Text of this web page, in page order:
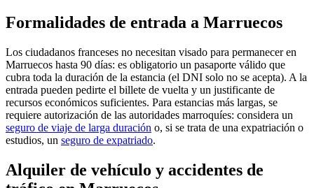
Formalidades de entrada a Marruecos
Los ciudadanos franceses no necesitan visado para permanecer en
Marruecos hasta 90 días: es obligatorio un pasaporte válido que
cubra toda la duración de la estancia (el DNI solo no se acepta). A la
entrada pueden pedirte el billete de vuelta y un justificante de
recursos económicos suficientes. Para estancias más largas, se
requiere autorización de las autoridades marroquíes: considera un
seguro de viaje de larga duración o, si se trata de una expatriación o
estudios, un seguro de expatriado.
Alquiler de vehículo y accidentes de